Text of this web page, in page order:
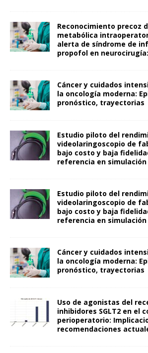
Reconocimiento precoz
metabólica
alerta de síndrome de
propofol en
Cáncer y cuidados
la oncología moderna:
pronóstico, trayectorias
Estudio piloto del
videolaringoscopio de
bajo costo y baja
referencia en simulación
Estudio piloto del
videolaringoscopio de
bajo costo y baja
referencia en simulación
Cáncer y cuidados
la oncología moderna:
pronóstico, trayectorias
Uso de agonistas del
inhibidores SGLT2 en el
perioperatorio:
recomendaciones